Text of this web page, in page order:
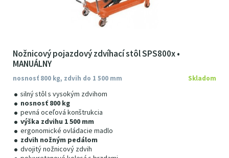
Nožnicový pojazdový zdvíhací stôl SPS800x •
MANUÁLNY
nosnosť 800 kg, zdvih do 1 500 mm
silný stôl s vysokým zdvihom
nosnosť 800 kg
pevná oceľová konštrukcia
výška zdvihu 1 500 mm
ergonomické ovládacie madlo
zdvih nožným pedálom
dvojitý nožnicový zdvih
Skladom